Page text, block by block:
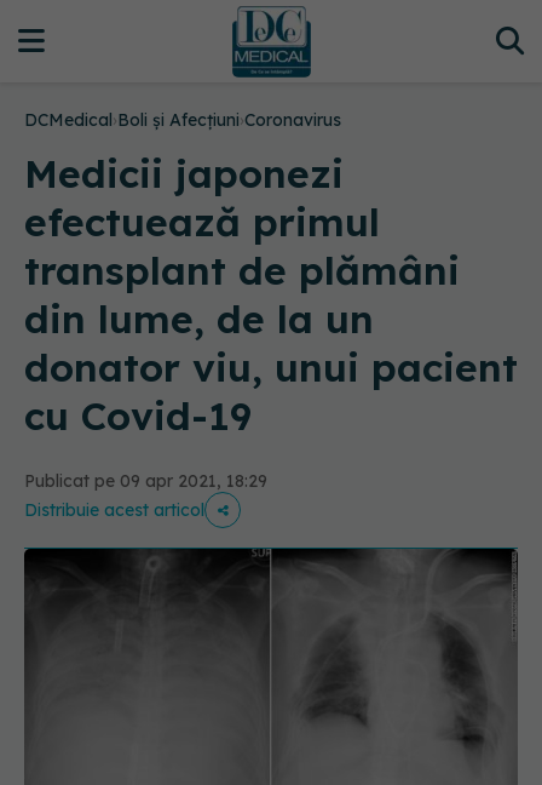
DCMedical›Boli și Afecțiuni›Coronavirus
Medicii japonezi
efectuează primul
transplant de plămâni
din lume, de la un
donator viu, unui pacient
cu Covid-19
Publicat pe 09 apr 2021, 18:29
Distribuie acest articol